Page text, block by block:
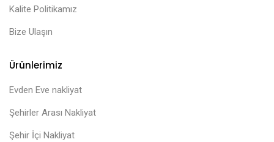
Kalite Politikamız
Bize Ulaşın
Ürünlerimiz
Evden Eve nakliyat
Şehirler Arası Nakliyat
Şehir İçi Nakliyat